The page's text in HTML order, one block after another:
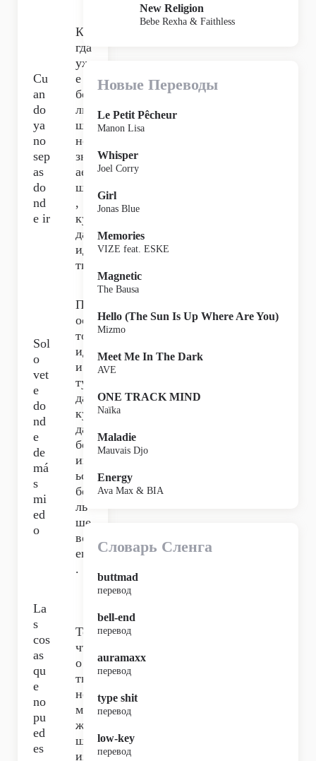
Cu
an
do
ya
no
sep
as
do
nd
e ir
Ко
гда
уж
е
бо
ль
ше
не
зн
ае
шь
,
ку
да
ид
ти,
Sol
o
vet
e
do
nd
e
de
má
s
mi
ed
o
Пр
ос
то
ид
и
ту
да,
ку
да
бо
иш
ься
бо
ль
ше
вс
его
.
La
s
cos
as
qu
e
no
pu
ed
es
То,
чт
о
ты
не
мо
же
шь
из
New Religion
Bebe Rexha & Faithless
Новые Переводы
Le Petit Pêcheur
Manon Lisa
Whisper
Joel Corry
Girl
Jonas Blue
Memories
VIZE feat. ESKE
Magnetic
The Bausa
Hello (The Sun Is Up Where Are You)
Mizmo
Meet Me In The Dark
AVE
ONE TRACK MIND
Naïka
Maladie
Mauvais Djo
Energy
Ava Max & BIA
Словарь Сленга
buttmad
перевод
bell-end
перевод
auramaxx
перевод
type shit
перевод
low-key
перевод